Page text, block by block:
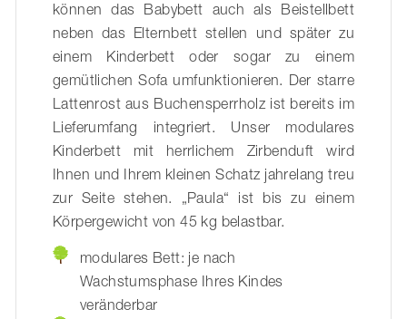
können das Babybett auch als Beistellbett
neben das Elternbett stellen und später zu
einem Kinderbett oder sogar zu einem
gemütlichen Sofa umfunktionieren. Der starre
Lattenrost aus Buchensperrholz ist bereits im
Lieferumfang integriert. Unser modulares
Kinderbett mit herrlichem Zirbenduft wird
Ihnen und Ihrem kleinen Schatz jahrelang treu
zur Seite stehen. „Paula“ ist bis zu einem
Körpergewicht von 45 kg belastbar.
modulares Bett: je nach
Wachstumsphase Ihres Kindes
veränderbar